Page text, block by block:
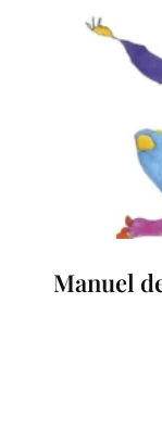
Manuel